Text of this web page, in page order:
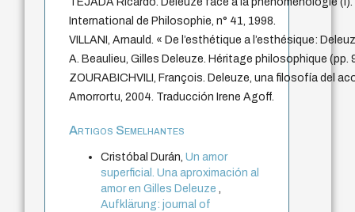
International de Philosophie, n° 41, 1998.
VILLANI, Arnauld. « De l’esthétique a l’esthésique:
A. Beaulieu, Gilles Deleuze. Héritage philosophique (pp.
ZOURABICHVILI, François. Deleuze, una filosofía del
Amorrortu, 2004. Traducción Irene Agoff.
Artigos Semelhantes
Cristóbal Durán,Un amor
superficial. Una aproximación al
amor en Gilles Deleuze,
Aufklärung: journal of